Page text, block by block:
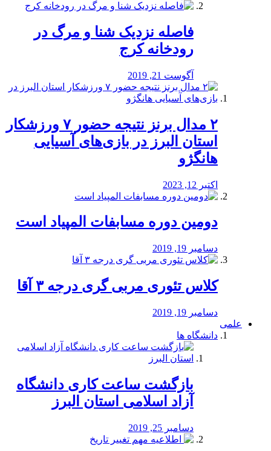
️فاصله نزدیک شنا و مرگ در
رودخانه کرج
آگوست 21, 2019
۲ مدال برنز نتیجه حضور ۷ ورزشکار
استان البرز در بازی‌های آسیایی
هانگژو
اکتبر 12, 2023
دومین دوره مسابفات المپیاد است
دسامبر 19, 2019
کلاس تئوری مربی گری درجه ۳ آقا
دسامبر 19, 2019
علمی
دانشگاه ها
بازگشت ساعت کاری دانشگاه
آزاد اسلامی استان البرز
دسامبر 25, 2019